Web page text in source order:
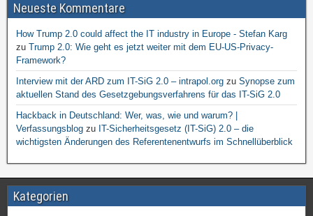
Neueste Kommentare
How Trump 2.0 could affect the IT industry in Europe - Stefan Karg
zu Trump 2.0: Wie geht es jetzt weiter mit dem EU-US-Privacy-
Framework?
Interview mit der ARD zum IT-SiG 2.0 – intrapol.org zu Synopse zum
aktuellen Stand des Gesetzgebungsverfahrens für das IT-SiG 2.0
Hackback in Deutschland: Wer, was, wie und warum? |
Verfassungsblog zu IT-Sicherheitsgesetz (IT-SiG) 2.0 – die
wichtigsten Änderungen des Referentenentwurfs im Schnellüberblick
Kategorien